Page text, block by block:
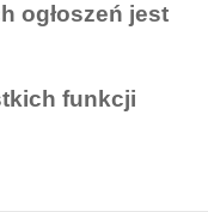
ogłoszeń jest
funkcji